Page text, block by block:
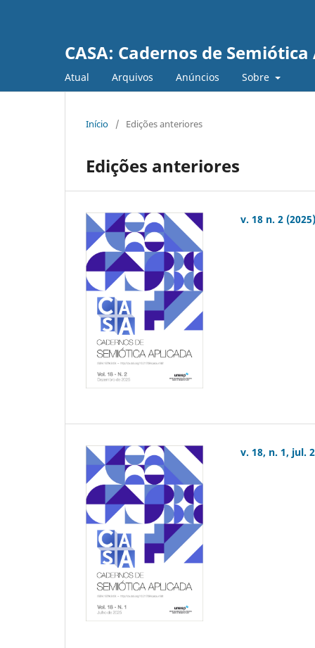
CASA: Cadernos de
Atual Arquivos Anúncios Sobre
Início / Edições anteriores
Edições anteriores
v. 18 n. 2
v. 18, n. 1, jul.